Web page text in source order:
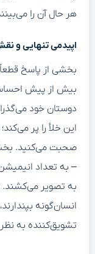
هر حال آن را
اپیدمی تنهایی و
بخشی از پاسخ
بیش از پیش احساس
این خلأ را پر
صحبت می‌کنید.
– به تعداد
به تصویر می‌کشند.
تشویق‌کننده به